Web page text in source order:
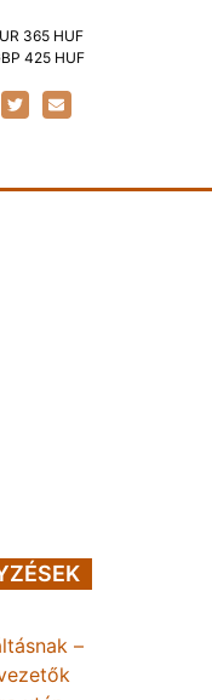
365 HUF
425 HUF
–